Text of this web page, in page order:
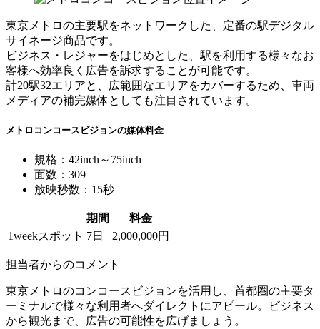
東京メトロの主要駅をネットワークした、定番の駅デジタル
サイネージ商品です。
ビジネス・レジャーをはじめとした、駅を利用する様々なお
客様へ効率良く広告を訴求することが可能です。
計20駅32エリアと、広範囲なエリアをカバーするため、車両
メディアの補完媒体としても注目されています。
メトロコンコースビジョンの媒体料金
規格：42inch～75inch
面数：309
放映秒数：15秒
期間
料金
1weekスポット 7日 2,000,000円
担当者からのコメント
東京メトロのコンコースビジョンを活用し、首都圏の主要タ
ーミナルで様々な利用者へダイレクトにアピール。ビジネス
から観光まで、広告の可能性を広げましょう。